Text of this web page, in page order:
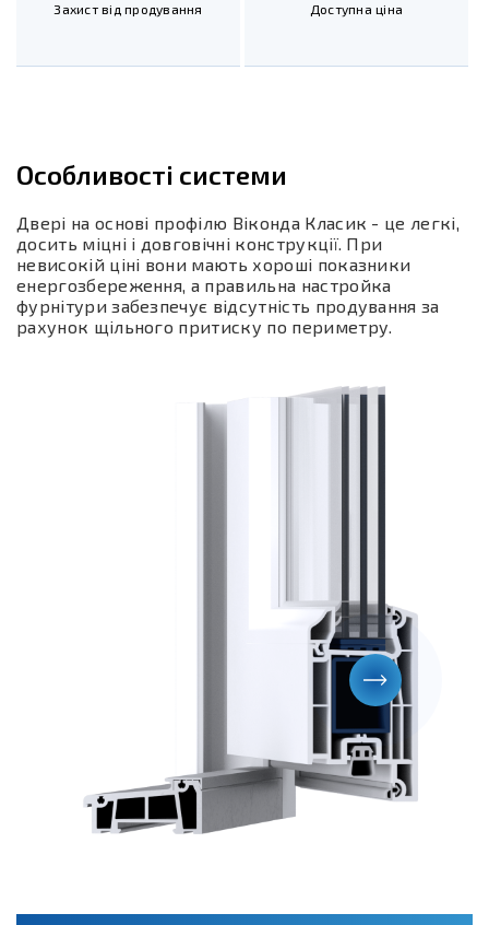
Захист від продування Доступна ціна
Особливості системи
Двері на основі профілю Віконда Класик - це легкі,
досить міцні і довговічні конструкції. При
невисокій ціні вони мають хороші показники
енергозбереження, а правильна настройка
фурнітури забезпечує відсутність продування за
рахунок щільного притиску по периметру.